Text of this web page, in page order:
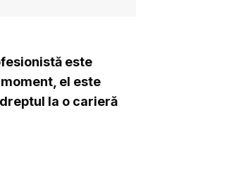
este
el este
la o carieră